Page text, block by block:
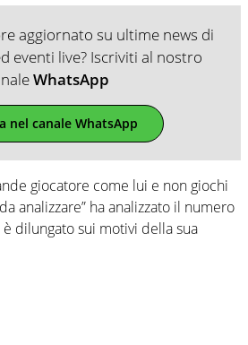
aggiornato su ultime news di
eventi live? Iscriviti al nostro
WhatsApp
nel canale WhatsApp
giocatore come lui e non giochi
analizzare” ha analizzato il numero
dilungato sui motivi della sua